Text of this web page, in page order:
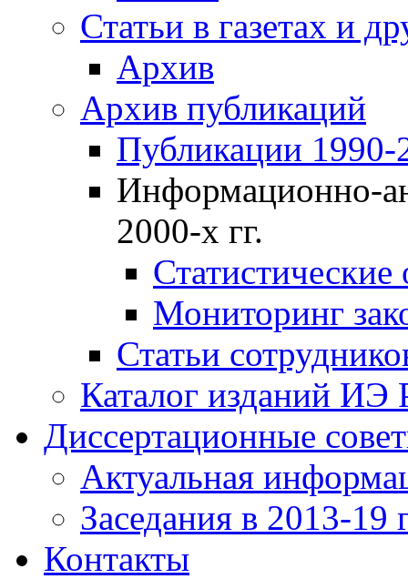
Статьи в газетах и
Архив
Архив публикаций
Публикации 1990-
Информационно-
2000-х гг.
Мониторинг
Статьи
Каталог изданий ИЭ
Диссертационные
Актуальная
Заседания в 2013-19
Контакты